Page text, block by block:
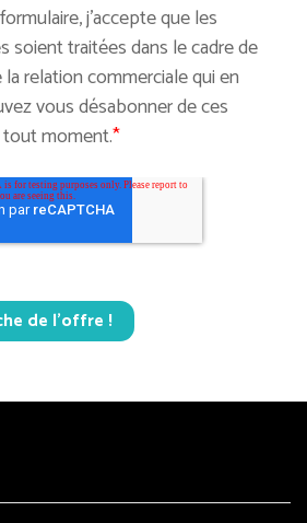
j'accepte que les
soient traitées dans le cadre de
relation commerciale qui en
vous désabonner de ces
moment.*